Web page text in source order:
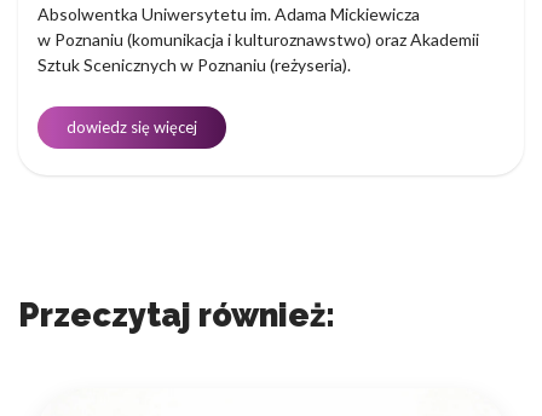
Absolwentka Uniwersytetu im. Adama Mickiewicza
w Poznaniu (komunikacja i kulturoznawstwo) oraz Akademii
Sztuk Scenicznych w Poznaniu (reżyseria).
dowiedz się więcej
Przeczytaj również: